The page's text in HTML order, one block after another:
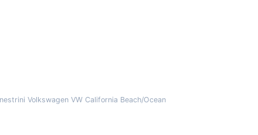
Volkswagen VW California Beach/Ocean